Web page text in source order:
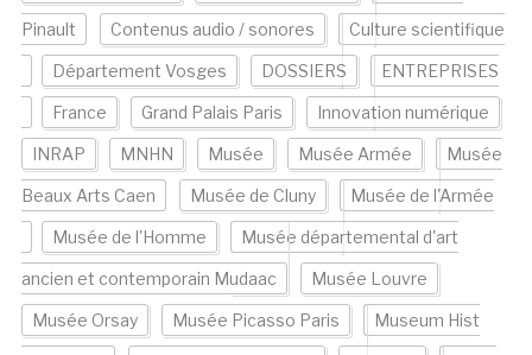
Pinault Contenus audio / sonores Culture scientifique
Département Vosges DOSSIERS ENTREPRISES
France Grand Palais Paris Innovation numérique
INRAP MNHN Musée Musée Armée Musée
Beaux Arts Caen Musée de Cluny Musée de l'Armée
Musée de l'Homme Musée départemental d'art
ancien et contemporain Mudaac Musée Louvre
Musée Orsay Musée Picasso Paris Museum Hist